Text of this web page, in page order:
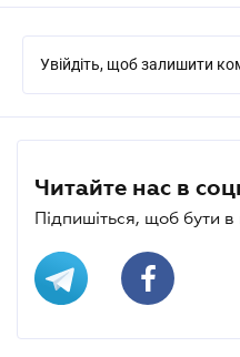
Увійдіть, щоб залишити
Читайте нас в
Підпишіться, щоб бути в